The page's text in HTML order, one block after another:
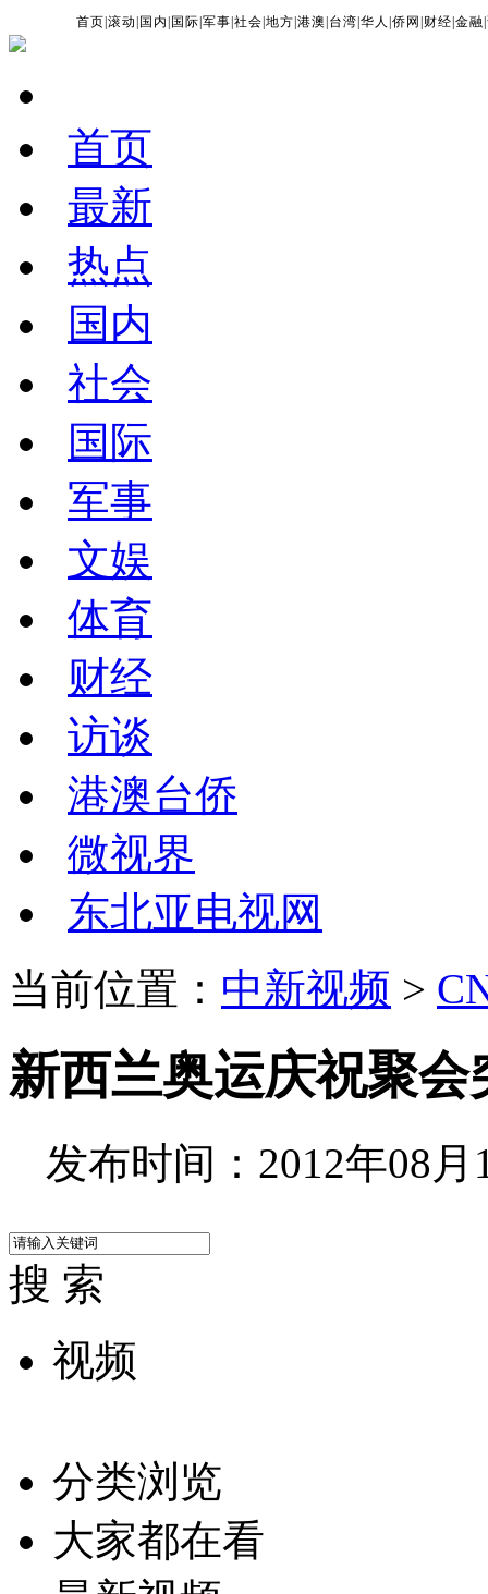
首页 |滚动 国内 国际 |军事 |社会 |地方 |港澳 台湾 |华人 |侨网 财经 |金融 |
首页
最新
热点
国内
社会
国际
军事
文娱
体育
财经
访谈
港澳台侨
微视界
东北亚电视网
当前位置： 中新视频 >
新西兰奥运庆祝聚会
发布时间：2012年08月
搜 索
视频
分类浏览
大家都在看